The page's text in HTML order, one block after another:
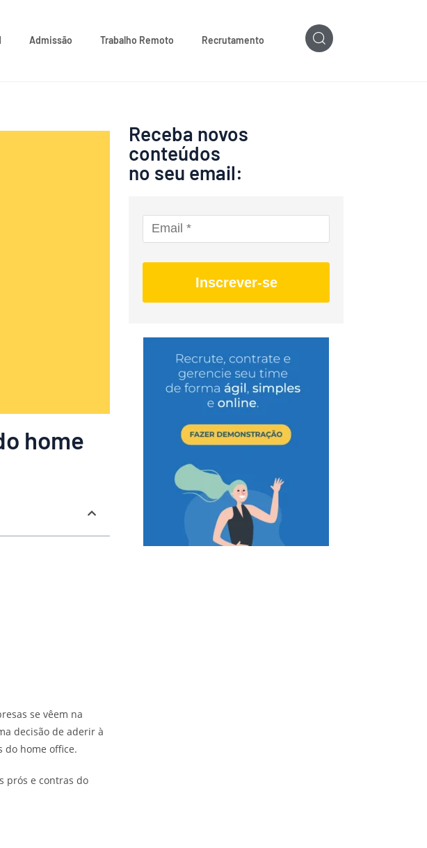
Admissão Trabalho Remoto Recrutamento
home
se vêem na
decisão de aderir à
do home office.
prós e contras do
Receba novos
conteúdos
no seu email:
Inscrever-se